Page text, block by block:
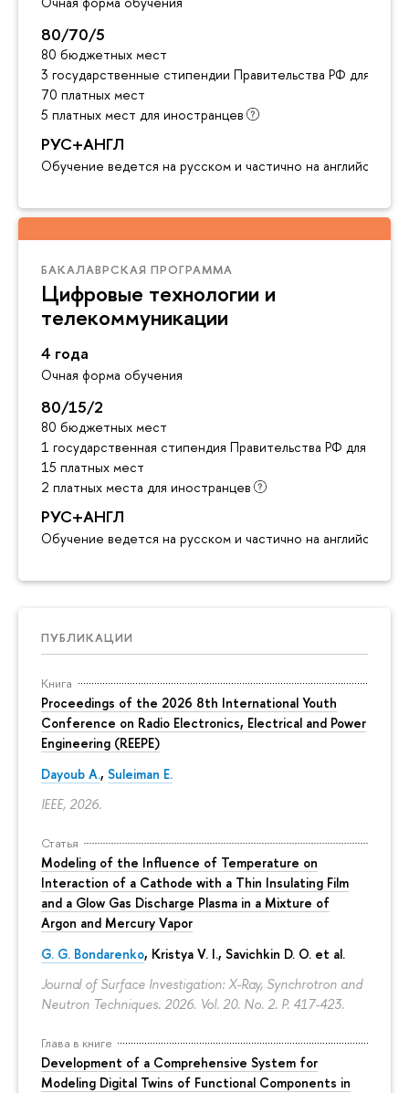
80/70/5
80 бюджетных мест
3 государственные стипендии Правительства РФ для
70 платных мест
5 платных мест для иностранцев
РУС+АНГЛ
Обучение ведется на русском и частично на английском
БАКАЛАВРСКАЯ ПРОГРАММА
Цифровые технологии и
телекоммуникации
4 года
Очная форма обучения
80/15/2
80 бюджетных мест
1 государственная стипендия Правительства РФ для
15 платных мест
2 платных места для иностранцев
РУС+АНГЛ
Обучение ведется на русском и частично на английском
ПУБЛИКАЦИИ
Книга
Proceedings of the 2026 8th International Youth
Conference on Radio Electronics, Electrical and Power
Engineering (REEPE)
Dayoub A., Suleiman E.
IEEE, 2026.
Статья
Modeling of the Influence of Temperature on
Interaction of a Cathode with a Thin Insulating Film
and a Glow Gas Discharge Plasma in a Mixture of
Argon and Mercury Vapor
G. G. Bondarenko, Kristya V. I., Savichkin D. O. et al.
Journal of Surface Investigation: X-Ray, Synchrotron and
Neutron Techniques. 2026. Vol. 20. No. 2. P. 417-423.
Глава в книге
Development of a Comprehensive System for
Modeling Digital Twins of Functional Components in